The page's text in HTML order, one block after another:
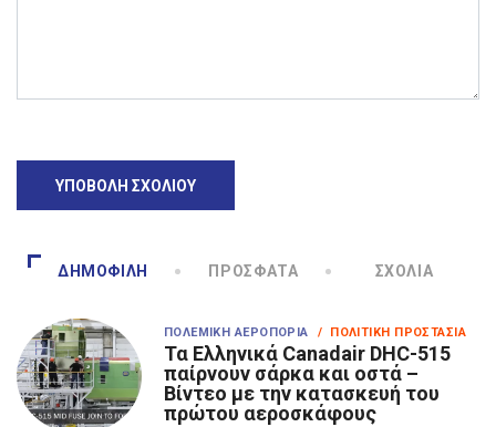
ΔΗΜΟΦΙΛΉ ΠΡΌΣΦΑΤΑ ΣΧΌΛΙΑ
ΠΟΛΕΜΙΚΉ ΑΕΡΟΠΟΡΊΑ / ΠΟΛΙΤΙΚΉ ΠΡΟΣΤΑΣΊΑ
Τα Eλληνικά Canadair DHC-515
παίρνουν σάρκα και οστά –
Βίντεο με την κατασκευή του
πρώτου αεροσκάφους